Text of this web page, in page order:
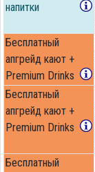
напитки
Бесплатный
апгрейд кают +
Premium Drinks
Бесплатный
апгрейд кают +
Premium Drinks
Бесплатный